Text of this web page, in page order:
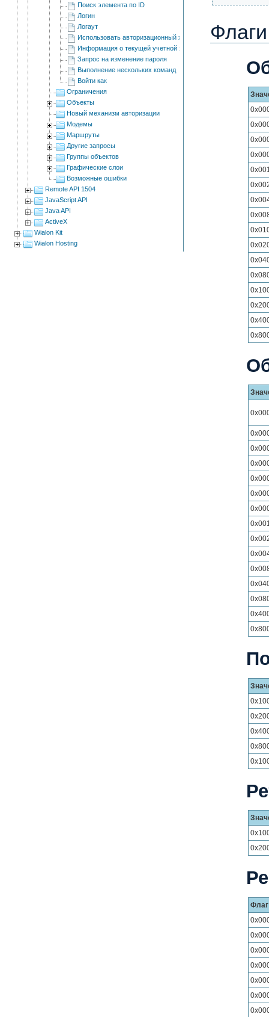
Поиск элемента по ID
Логин
Логаут
Использовать авторизационный хэш
Информация о текущей учетной записи
Запрос на изменение пароля
Выполнение нескольких команд
Войти как
Ограничения
Объекты
Новый механизм авторизации
Модемы
Маршруты
Другие запросы
Группы объектов
Графические слои
Возможные ошибки
Remote API 1504
JavaScript API
Java API
ActiveX
Wialon Kit
Wialon Hosting
Флаг